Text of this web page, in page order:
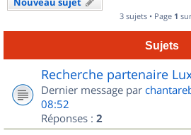
3 sujets • Page 1
Sujets
Recherche partenaire
Dernier message par
08:52
Réponses : 2